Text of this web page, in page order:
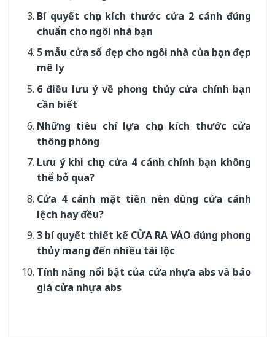
Bí quyết chọn kích thước cửa 2 cánh đúng
chuẩn cho ngôi nhà bạn
5 mẫu cửa sổ đẹp cho ngôi nhà của bạn đẹp
mê ly
6 điều lưu ý về phong thủy cửa chính bạn
cần biết
Những tiêu chí lựa chọn kích thước cửa
thông phòng
Lưu ý khi chọn cửa 4 cánh chính bạn không
thể bỏ qua?
Cửa 4 cánh mặt tiền nên dùng cửa cánh
lệch hay đều?
3 bí quyết thiết kế CỬA RA VÀO đúng phong
thủy mang đến nhiều tài lộc
Tính năng nổi bật của cửa nhựa abs và báo
giá cửa nhựa abs